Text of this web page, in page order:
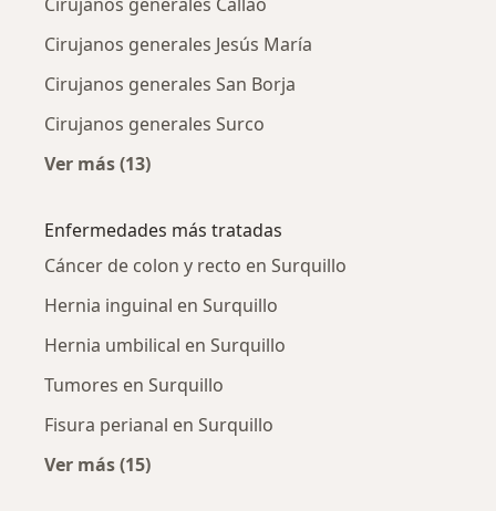
Cirujanos generales Jesús María
Cirujanos generales San Borja
Cirujanos generales Surco
Ver más (13)
Enfermedades más tratadas
Cáncer de colon y recto en Surquillo
Hernia inguinal en Surquillo
Hernia umbilical en Surquillo
Tumores en Surquillo
Fisura perianal en Surquillo
Ver más (15)